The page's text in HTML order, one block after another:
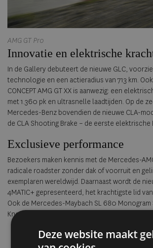
AMG GT Pro
Innovatie en elektrische
In de Gallery debuteert de nieuwe GLC,
technologie en een actieradius van 713 km.
CONCEPT AMG GT XX is aanwezig: een
met 1.360 pk en ultrasnelle laadtijden. Op de
Mercedes-Benz bovendien de nieuwe CLA-
de CLA Shooting Brake – de eerste elektrische
Exclusieve performance
Bezoekers maken kennis met de Mercedes-
radicale roadster zonder dak of voorruit en
exemplaren wereldwijd. Daarnaast wordt de
4MATIC+ gepresenteerd, het krachtigste lid
Ook de Mercedes-Maybach SL 680
Knokke, een symbool van sportieve luxe in
Deze website maakt